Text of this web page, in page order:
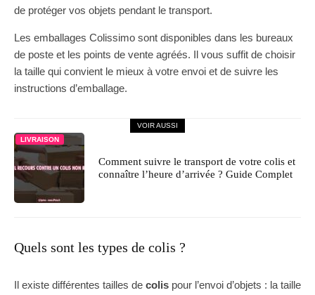
de protéger vos objets pendant le transport.
Les emballages Colissimo sont disponibles dans les bureaux
de poste et les points de vente agréés. Il vous suffit de choisir
la taille qui convient le mieux à votre envoi et de suivre les
instructions d’emballage.
VOIR AUSSI
LIVRAISON
Comment suivre le transport de votre colis et
connaître l’heure d’arrivée ? Guide Complet
Quels sont les types de colis ?
Il existe différentes tailles de colis pour l’envoi d’objets : la taille